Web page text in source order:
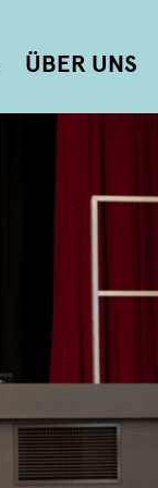
ÜBER UNS